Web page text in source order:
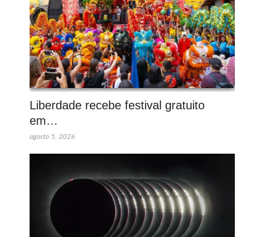
Liberdade recebe festival gratuito
em…
agosto 5, 2026